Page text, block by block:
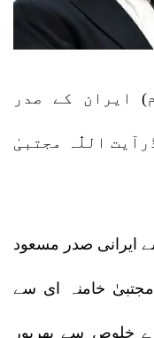
کام) ایران کے صدر
اللّٰہ مجتبیٰ
ایرانی صدر مسعود
مجتبیٰ خامنہ ای سے
خلوص سے بھرپور